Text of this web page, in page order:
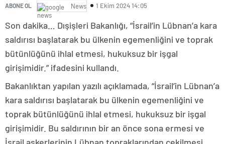
ABONE OL News 1 Ekim 2024 14:05
Son dakika… Dışişleri Bakanlığı, “İsrail’in Lübnan’a kara
saldırısı başlatarak bu ülkenin egemenliğini ve toprak
bütünlüğünü ihlal etmesi, hukuksuz bir işgal
girişimidir.” ifadesini kullandı.
Bakanlıktan yapılan yazılı açıklamada, “İsrail’in Lübnan’a
kara saldırısı başlatarak bu ülkenin egemenliğini ve
toprak bütünlüğünü ihlal etmesi, hukuksuz bir işgal
girişimidir. Bu saldırının bir an önce sona ermesi ve
İsrail askerlerinin Lübnan topraklarından çekilmesi